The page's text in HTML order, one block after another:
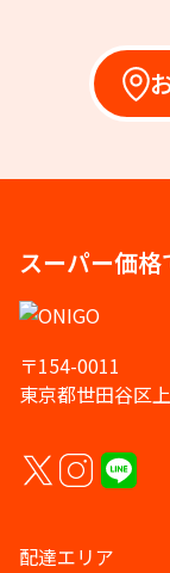
スーパー価格
〒154-0011
東京都世田谷区
配達エリア